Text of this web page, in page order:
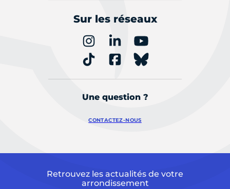
Sur les réseaux
Une question ?
CONTACTEZ-NOUS
Retrouvez les actualités de votre
arrondissement